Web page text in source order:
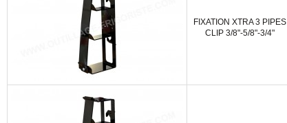
FIXATION XTRA 3 PIPES
CLIP 3/8"-5/8"-3/4"